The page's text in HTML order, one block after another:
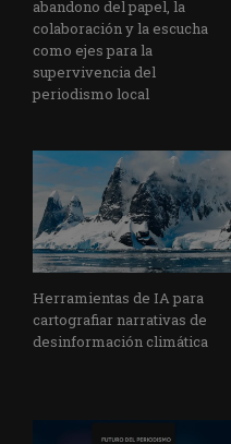
abandono del papel, la
colaboración y la escucha
como ejes para la
supervivencia del
periodismo local
Herramientas de IA para
cartografiar narrativas de
desinformación climática